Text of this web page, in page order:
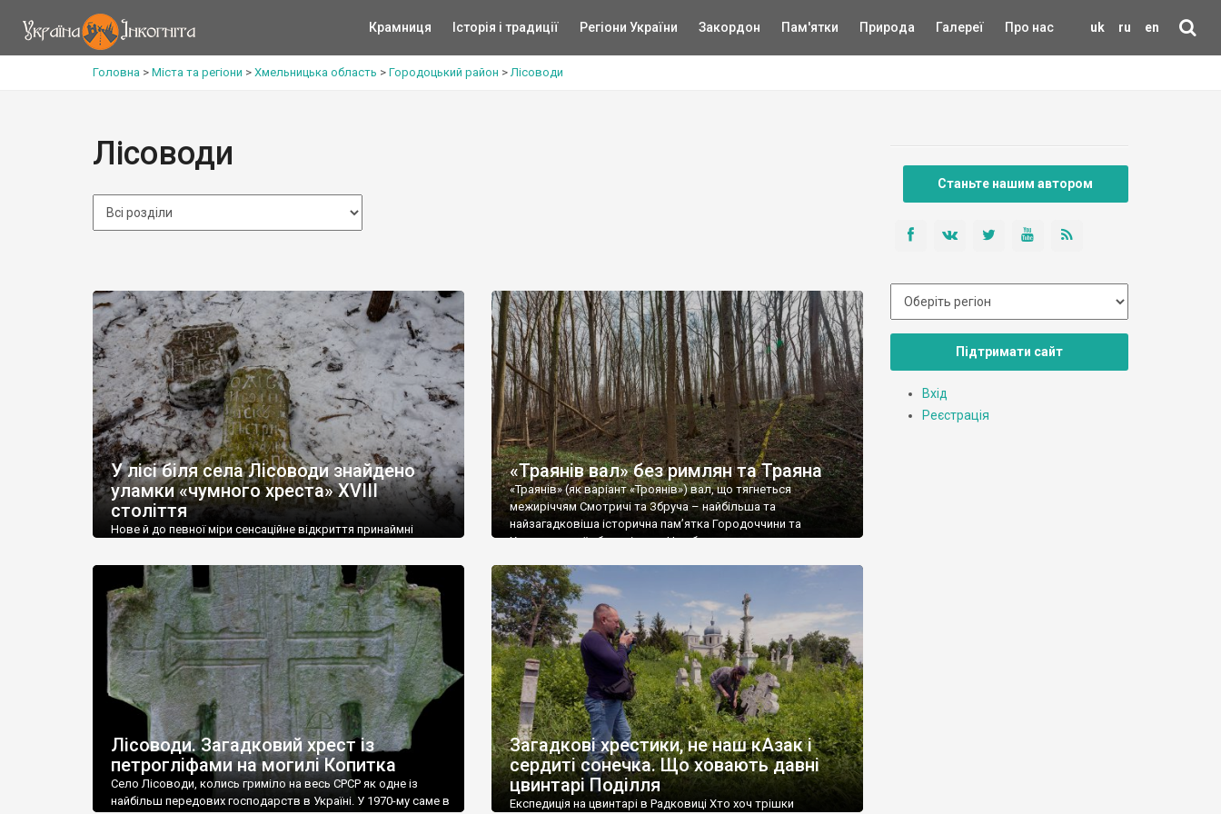
uk ru en
Крамниця Історія і традиції Регіони України Закордон Пам'ятки Природа Галереї Про нас
Головна > Міста та регіони > Хмельницька область > Городоцький район >Лісоводи
Лісоводи
У лісі біля села Лісоводи знайдено
уламки «чумного хреста» XVIII
століття
Нове й до певної міри сенсаційне відкриття принаймні
Інкогніта» Дмитро Полюхович разом із краєзнавицею та
дослідницею з Городка (Хмельницька обл.) Інною Абрам.
Йдеться про унікальний позацвинтарний кам’яний хрест
(точніше його уламки), колись встановлений на місці
жертви (жертв?) епідемії чуми 1770 року. Визначення
«сенсаційне» та «унікальне» не є перебільшенням.
Позацвинтарні […]
«Траянів вал» без римлян та Траяна
«Траянів» (як варіант «Троянів») вал, що тягнеться
межиріччям Смотричі та Збруча – найбільша та
найзагадковіша історична пам’ятка Городоччини та
Хмельницької обл. у цілому. Ця оборонна споруда тягнеться
Кремінну, Лісоводи і аж до ботанічного заказника
«Городоцька дача», що між Городком і селом Велика
Яромирка (народна назва «Олені»). Усього […]
Лісоводи. Загадковий хрест із
петрогліфами на могилі Копитка
Село Лісоводи, колись гриміло на весь СРСР як одне із
найбільш передових господарств в Україні. У 1970-му саме в
Загадкові хрестики, не наш кАзак і
сердиті сонечка. Що ховають давні
цвинтарі Поділля
Експедиція на цвинтарі в Радковиці Хто хоч трішки
Станьте нашим автором
Підтримати сайт
Вхід
Реєстрація